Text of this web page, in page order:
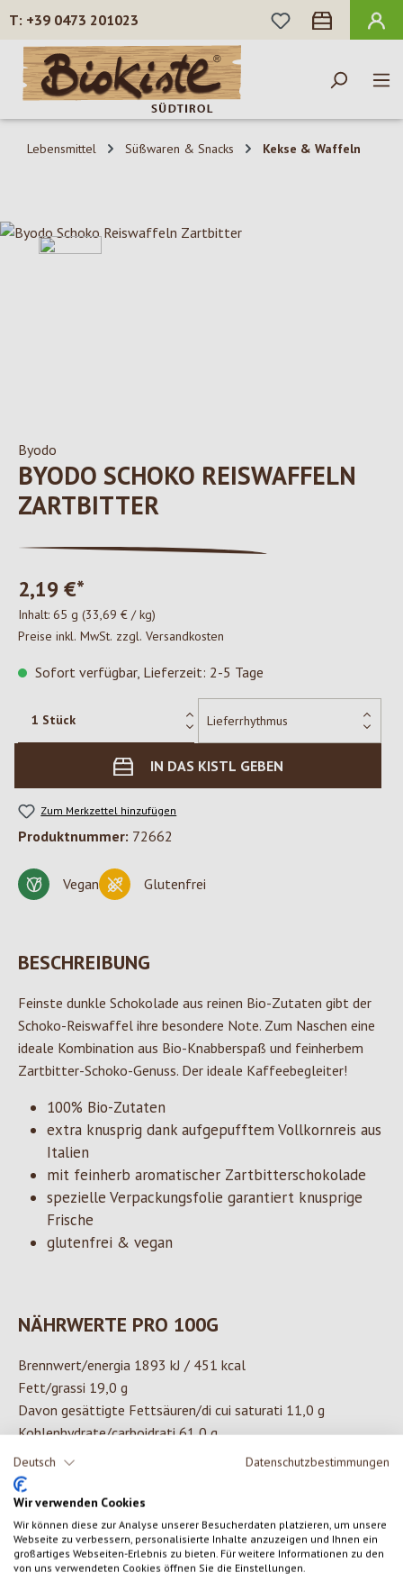
Deutsch Datenschutzbestimmungen
Wir verwenden Cookies
Wir können diese zur Analyse unserer Besucherdaten platzieren, um unsere
Webseite zu verbessern, personalisierte Inhalte anzuzeigen und Ihnen ein
großartiges Webseiten-Erlebnis zu bieten. Für weitere Informationen zu den
von uns verwendeten Cookies öffnen Sie die Einstellungen.
Zum Hauptinhalt springen
+39 0473 201023
DU HAST 0
Lebensmittel Süßwaren & Snacks Kekse & Waffeln
Bildergalerie überspringen
Byodo
BYODO SCHOKO REISWAFFELN
ZARTBITTER
2,19 €*
Inhalt: 65 g (33,69 € / kg)
Preise inkl. MwSt. zzgl. Versandkosten
Sofort verfügbar, Lieferzeit: 2-5 Tage
IN DAS KISTL GEBEN
Zum Merkzettel hinzufügen
Produktnummer: 72662
Vegan Glutenfrei
BESCHREIBUNG
Feinste dunkle Schokolade aus reinen Bio-Zutaten gibt der
Schoko-Reiswaffel ihre besondere Note. Zum Naschen eine
ideale Kombination aus Bio-Knabberspaß und feinherbem
Zartbitter-Schoko-Genuss. Der ideale Kaffeebegleiter!
100% Bio-Zutaten
extra knusprig dank aufgepufftem Vollkornreis aus
Italien
mit feinherb aromatischer Zartbitterschokolade
spezielle Verpackungsfolie garantiert knusprige
Frische
glutenfrei & vegan
NÄHRWERTE PRO 100G
Brennwert/energia 1893 kJ / 451 kcal
Fett/grassi 19,0 g
Davon gesättigte Fettsäuren/di cui saturati 11,0 g
Kohlenhydrate/carboidrati 61,0 g
Davon Zucker/di cui zuccheri 22,0 g
Ballaststoffe/fibre 6,1 g
Eiweiß/Proteine 6,7 g
Salz/sale 0,01 g